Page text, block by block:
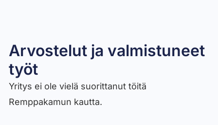
Arvostelut ja valmistuneet
työt​
Yritys ei ole vielä suorittanut töitä
Remppakamun kautta.